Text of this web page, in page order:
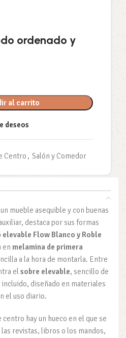
ordenado y
al carrito
deseos
Centro , Salón y Comedor
mueble asequible y con buenas
destaca por sus formas
elevable Flow Blanco y Roble
en melamina de primera
a la hora de montarla. Entre
elsobre elevable, sencillo de
diseñado en materiales
el uso diario.
hay un hueco en el que se
revistas, libros o los mandos,